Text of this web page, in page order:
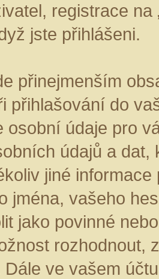
registrace
jste přihlášeni.
přinejmenším
přihlašování do
osobní údaje pro
údajů a
jiné informace
jména, vašeho
jako povinné
rozhodnout,
Dále ve vašem